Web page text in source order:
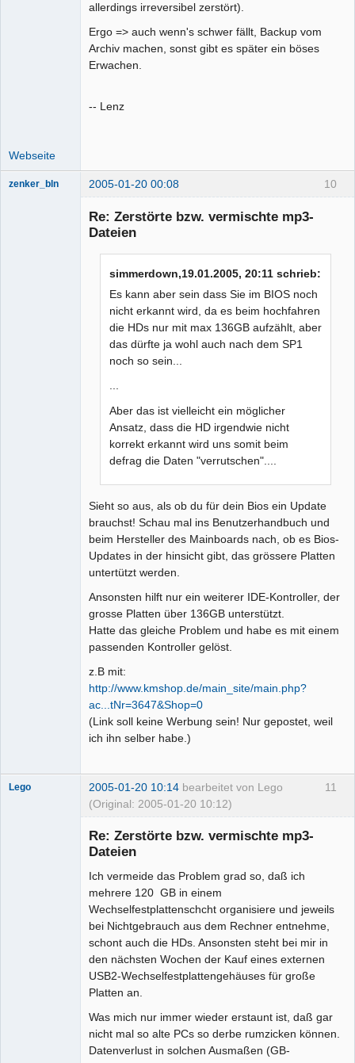
allerdings irreversibel zerstört).
Ergo => auch wenn's schwer fällt, Backup vom
Archiv machen, sonst gibt es später ein böses
Erwachen.
-- Lenz
Webseite
10
zenker_bln 2005-01-20 00:08
Re: Zerstörte bzw. vermischte mp3-
Dateien
simmerdown,19.01.2005, 20:11 schrieb:
Es kann aber sein dass Sie im BIOS noch
nicht erkannt wird, da es beim hochfahren
die HDs nur mit max 136GB aufzählt, aber
das dürfte ja wohl auch nach dem SP1
noch so sein...
...
Aber das ist vielleicht ein möglicher
Ansatz, dass die HD irgendwie nicht
korrekt erkannt wird uns somit beim
defrag die Daten "verrutschen"....
Sieht so aus, als ob du für dein Bios ein Update
brauchst! Schau mal ins Benutzerhandbuch und
beim Hersteller des Mainboards nach, ob es Bios-
Updates in der hinsicht gibt, das grössere Platten
untertützt werden.
Ansonsten hilft nur ein weiterer IDE-Kontroller, der
grosse Platten über 136GB unterstützt.
Hatte das gleiche Problem und habe es mit einem
passenden Kontroller gelöst.
z.B mit:
http://www.kmshop.de/main_site/main.php?
ac...tNr=3647&Shop=0
(Link soll keine Werbung sein! Nur gepostet, weil
ich ihn selber habe.)
11
Lego 2005-01-20 10:14 bearbeitet von Lego
(Original: 2005-01-20 10:12)
Re: Zerstörte bzw. vermischte mp3-
Dateien
Ich vermeide das Problem grad so, daß ich
mehrere 120 GB in einem
Wechselfestplattenschcht organisiere und jeweils
bei Nichtgebrauch aus dem Rechner entnehme,
schont auch die HDs. Ansonsten steht bei mir in
den nächsten Wochen der Kauf eines externen
USB2-Wechselfestplattengehäuses für große
Platten an.
Was mich nur immer wieder erstaunt ist, daß gar
nicht mal so alte PCs so derbe rumzicken können.
Datenverlust in solchen Ausmaßen (GB-